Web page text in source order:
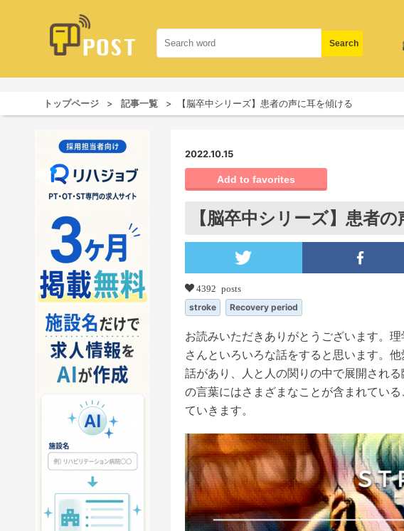
トップページ 記事一覧 【脳卒中シリーズ】患者の声に耳を傾ける
2022.10.15
Add to favorites
【脳卒中シリーズ】患者
4392 posts
stroke Recovery period
お読みいただきありがとうございます。
さんといろいろな話をすると思います。
話があり、人と人の関りの中で展開され
の言葉にはさまざまなことが含まれてい
ていきます。